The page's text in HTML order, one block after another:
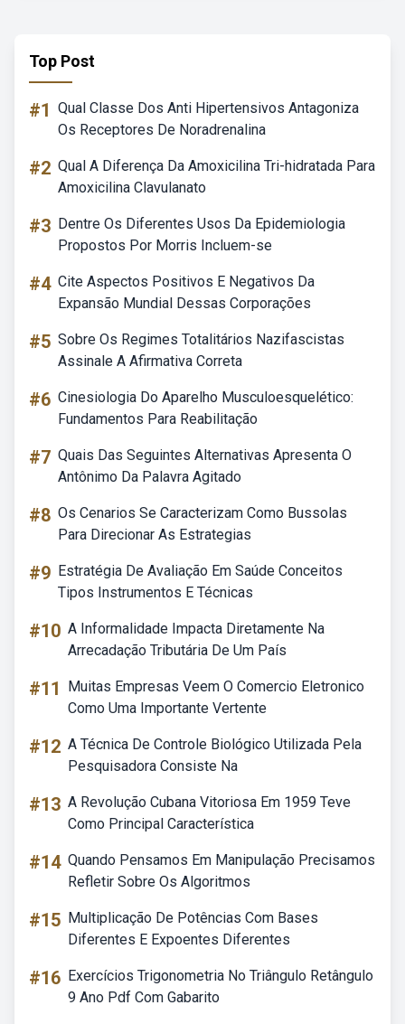
Top Post
#1 Qual Classe Dos Anti Hipertensivos Antagoniza
Os Receptores De Noradrenalina
#2 Qual A Diferença Da Amoxicilina Tri-hidratada Para
Amoxicilina Clavulanato
#3 Dentre Os Diferentes Usos Da Epidemiologia
Propostos Por Morris Incluem-se
#4 Cite Aspectos Positivos E Negativos Da
Expansão Mundial Dessas Corporações
#5 Sobre Os Regimes Totalitários Nazifascistas
Assinale A Afirmativa Correta
#6 Cinesiologia Do Aparelho Musculoesquelético:
Fundamentos Para Reabilitação
#7 Quais Das Seguintes Alternativas Apresenta O
Antônimo Da Palavra Agitado
#8 Os Cenarios Se Caracterizam Como Bussolas
Para Direcionar As Estrategias
#9 Estratégia De Avaliação Em Saúde Conceitos
Tipos Instrumentos E Técnicas
#10 A Informalidade Impacta Diretamente Na
Arrecadação Tributária De Um País
#11
Muitas Empresas Veem O Comercio Eletronico
Como Uma Importante Vertente
#12 A Técnica De Controle Biológico Utilizada Pela
Pesquisadora Consiste Na
#13 A Revolução Cubana Vitoriosa Em 1959 Teve
Como Principal Característica
#14 Quando Pensamos Em Manipulação Precisamos
Refletir Sobre Os Algoritmos
#15 Multiplicação De Potências Com Bases
Diferentes E Expoentes Diferentes
#16 Exercícios Trigonometria No Triângulo Retângulo
9 Ano Pdf Com Gabarito